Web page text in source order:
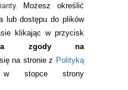
Możesz określić
lub dostępu do plików
klikając w przycisk
zgody na
na stronie z Polityką
stopce strony